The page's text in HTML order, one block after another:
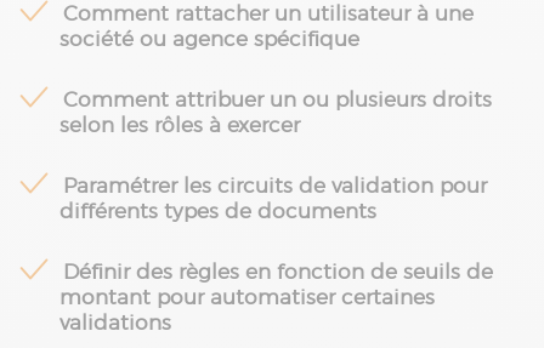
Comment rattacher un utilisateur à une
société ou agence spécifique
Comment attribuer un ou plusieurs droits
selon les rôles à exercer
Paramétrer les circuits de validation pour
différents types de documents
Définir des règles en fonction de seuils de
montant pour automatiser certaines
validations